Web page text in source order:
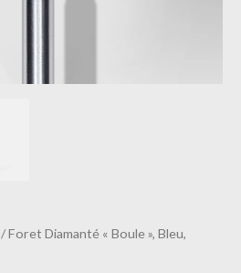
/ Foret Diamanté « Boule », Bleu,